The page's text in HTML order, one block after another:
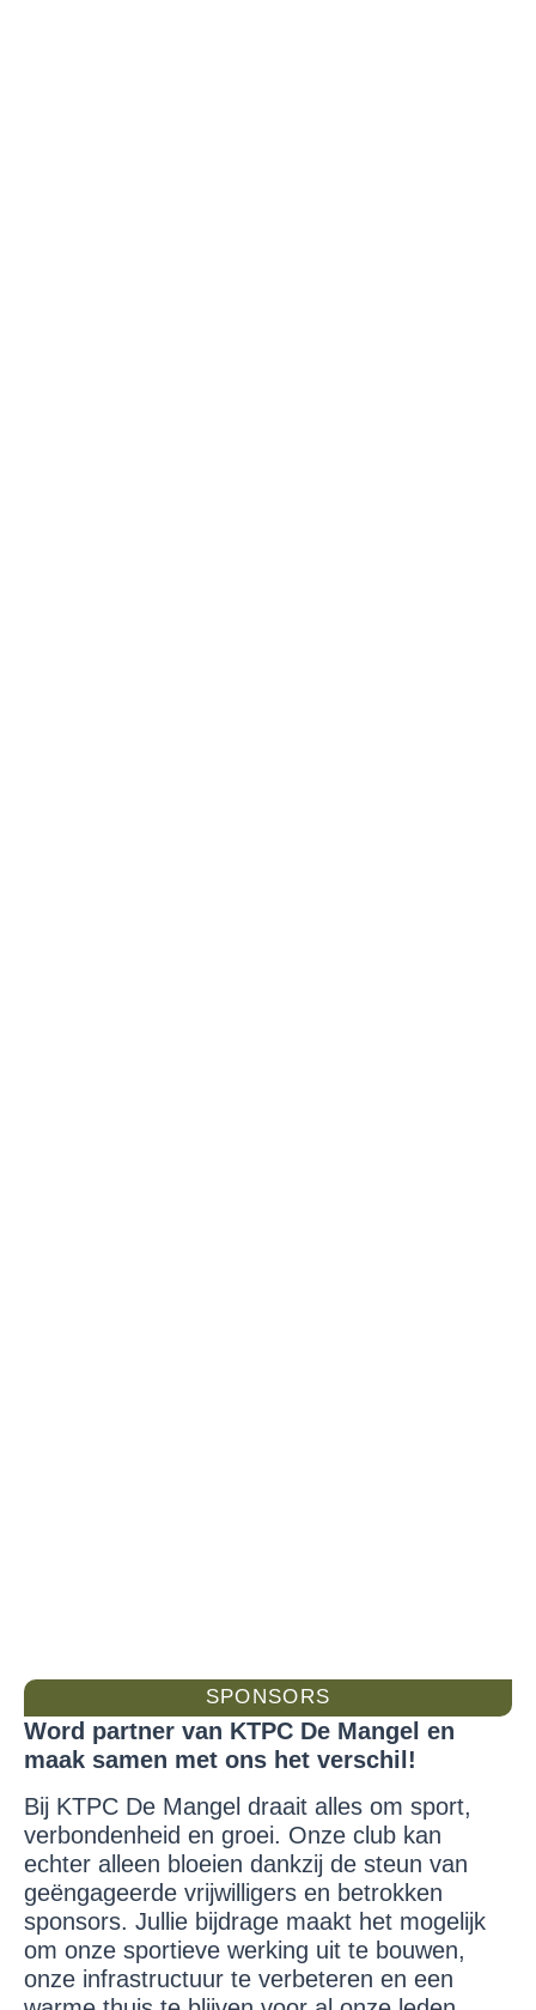
SPONSORS
Word partner van KTPC De Mangel en
maak samen met ons het verschil!
Bij KTPC De Mangel draait alles om sport,
verbondenheid en groei. Onze club kan
echter alleen bloeien dankzij de steun van
geëngageerde vrijwilligers en betrokken
sponsors. Jullie bijdrage maakt het mogelijk
om onze sportieve werking uit te bouwen,
onze infrastructuur te verbeteren en een